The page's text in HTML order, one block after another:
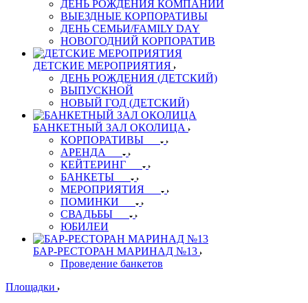
ДЕНЬ РОЖДЕНИЯ КОМПАНИИ
ВЫЕЗДНЫЕ КОРПОРАТИВЫ
ДЕНЬ СЕМЬИ/FAMILY DAY
НОВОГОДНИЙ КОРПОРАТИВ
ДЕТСКИЕ МЕРОПРИЯТИЯ
ДЕНЬ РОЖДЕНИЯ (ДЕТСКИЙ)
ВЫПУСКНОЙ
НОВЫЙ ГОД (ДЕТСКИЙ)
БАНКЕТНЫЙ ЗАЛ ОКОЛИЦА
КОРПОРАТИВЫ
АРЕНДА
КЕЙТЕРИНГ
БАНКЕТЫ
МЕРОПРИЯТИЯ
ПОМИНКИ
СВАДЬБЫ
ЮБИЛЕИ
БАР-РЕСТОРАН МАРИНАД №13
Проведение банкетов
Площадки